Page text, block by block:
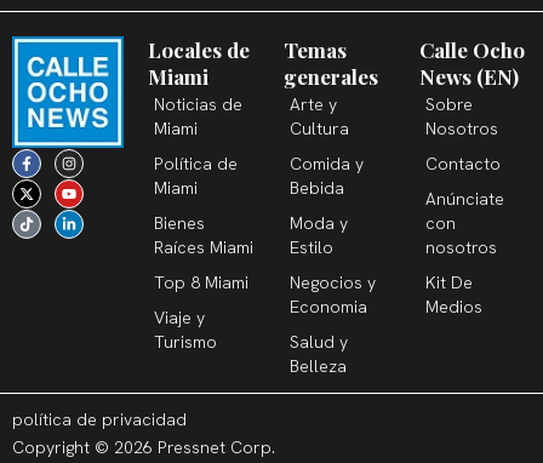
F
a
c
e
b
o
o
I
n
s
t
a
g
r
X
-
t
w
i
t
t
Y
o
u
t
u
b
e
T
i
k
t
o
k
L
i
n
k
e
d
i
Locales de
Miami
Noticias de
Miami
Política de
Miami
Bienes
Raíces Miami
Top 8 Miami
Viaje y
Turismo
Temas
generales
Arte y
Cultura
Comida y
Bebida
Moda y
Estilo
Negocios y
Economia
Salud y
Belleza
Calle Ocho
News (EN)
Sobre
Nosotros
Contacto
Anúnciate
con
nosotros
Kit De
Medios
Copyright © 2026 Pressnet Corp.
política de privacidad